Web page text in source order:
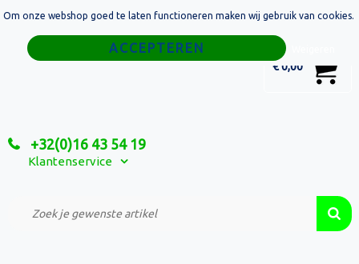
€ 0,00
+32(0)16 43 54 19
Klantenservice
Home
Relatiegeschenken
Custom Made Projecten
Om onze webshop goed te laten functioneren maken wij gebruik van cookies.